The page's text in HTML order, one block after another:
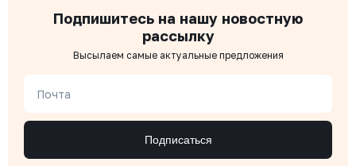
Подпишитесь на нашу новостную
рассылку
Высылаем самые актуальные предложения
Почта
Подписаться